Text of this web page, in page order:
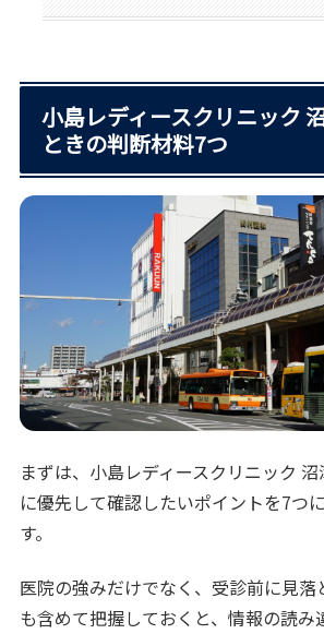
小島レディースクリニック
ときの判断材料7つ
まずは、小島レディースクリニック
に優先して確認したいポイントを7つ
す。
医院の強みだけでなく、受診前に見落
も含めて把握しておくと、情報の読み